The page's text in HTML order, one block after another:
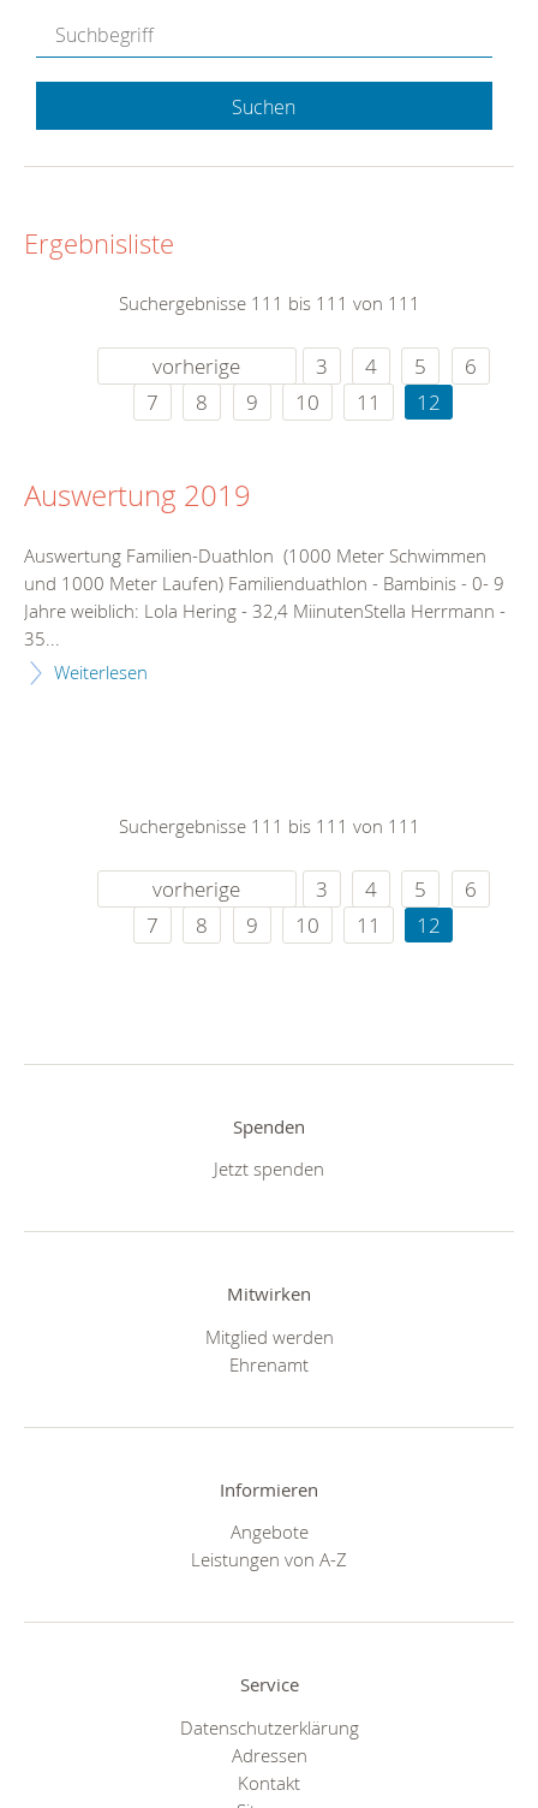
Suchen
Ergebnisliste
Suchergebnisse 111 bis 111 von 111
vorherige 3 4 5
6
7
8 9 10 11 12
Auswertung 2019
Auswertung Familien-Duathlon (1000 Meter Schwimmen
und 1000 Meter Laufen) Familienduathlon - Bambinis - 0- 9
Jahre weiblich: Lola Hering - 32,4 MiinutenStella Herrmann -
35...
Weiterlesen
Suchergebnisse 111 bis 111 von 111
vorherige 3 4 5
6
7
8 9 10 11 12
Spenden
Jetzt spenden
Mitwirken
Mitglied werden
Ehrenamt
Informieren
Angebote
Leistungen von A-Z
Service
Datenschutzerklärung
Adressen
Kontakt